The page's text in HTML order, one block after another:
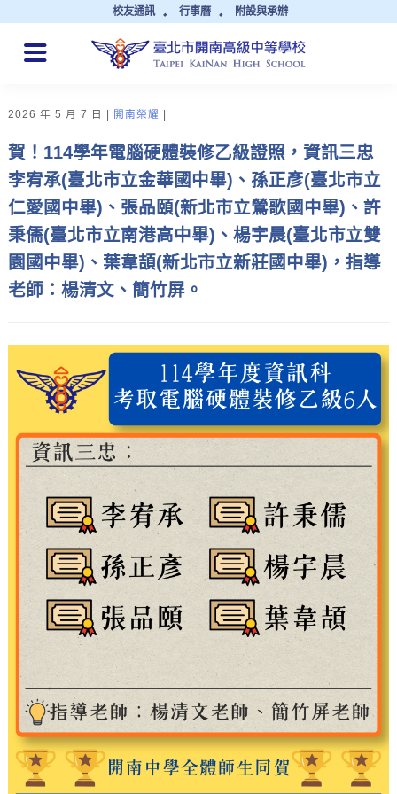
校友通訊 行事曆 附設與承辦
QUICK LINKS
2026 年 5 月 7 日 開南榮耀
賀！114學年電腦硬體裝修乙級證照，資訊三忠
李宥承(臺北市立金華國中畢)、孫正彥(臺北市立
仁愛國中畢)、張品頤(新北市立鶯歌國中畢)、許
秉儒(臺北市立南港高中畢)、楊宇晨(臺北市立雙
園國中畢)、葉韋頡(新北市立新莊國中畢)，指導
老師：楊清文、簡竹屏。